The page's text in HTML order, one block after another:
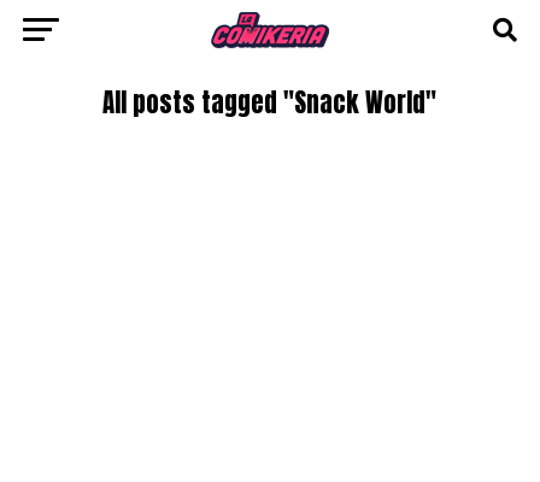
All posts tagged "Snack World"